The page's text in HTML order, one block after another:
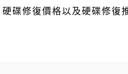
碟修復價格以及硬碟修復